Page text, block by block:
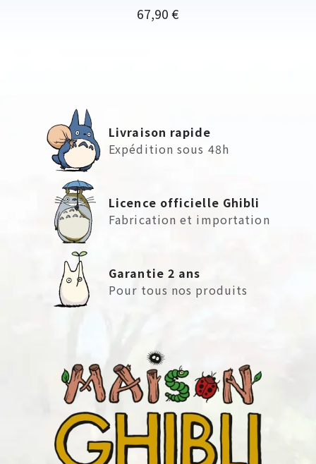
Prix
67,90 €
Livraison rapide
Expédition sous 48h
Licence officielle Ghibli
Fabrication et importation
Garantie 2 ans
Pour tous nos produits